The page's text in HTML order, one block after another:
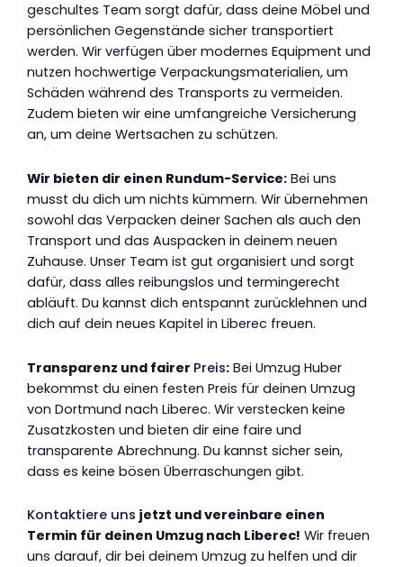
geschultes Team sorgt dafür, dass deine Möbel und
persönlichen Gegenstände sicher transportiert
werden. Wir verfügen über modernes Equipment und
nutzen hochwertige Verpackungsmaterialien, um
Schäden während des Transports zu vermeiden.
Zudem bieten wir eine umfangreiche Versicherung
an, um deine Wertsachen zu schützen.
Wir bieten dir einen Rundum-Service: Bei uns
musst du dich um nichts kümmern. Wir übernehmen
sowohl das Verpacken deiner Sachen als auch den
Transport und das Auspacken in deinem neuen
Zuhause. Unser Team ist gut organisiert und sorgt
dafür, dass alles reibungslos und termingerecht
abläuft. Du kannst dich entspannt zurücklehnen und
dich auf dein neues Kapitel in Liberec freuen.
Transparenz und fairer Preis: Bei Umzug Huber
bekommst du einen festen Preis für deinen Umzug
von Dortmund nach Liberec. Wir verstecken keine
Zusatzkosten und bieten dir eine faire und
transparente Abrechnung. Du kannst sicher sein,
dass es keine bösen Überraschungen gibt.
Kontaktiere uns jetzt und vereinbare einen
Termin für deinen Umzug nach Liberec! Wir freuen
uns darauf, dir bei deinem Umzug zu helfen und dir